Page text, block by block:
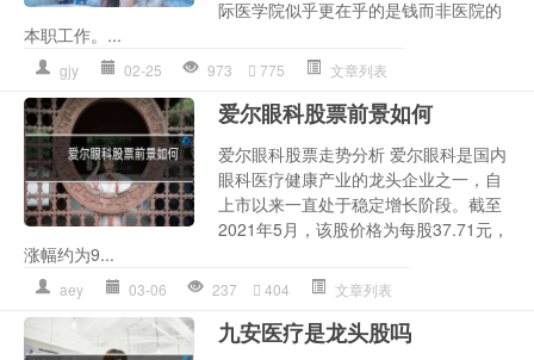
际医学院似乎更在乎的是钱而非医院的
本职工作。...
gjy 02-25 973 775 文章列表
爱尔眼科股票前景如何
爱尔眼科股票走势分析 爱尔眼科是国内
眼科医疗健康产业的龙头企业之一，自
上市以来一直处于稳定增长阶段。截至
2021年5月，该股价格为每股37.71元，
涨幅约为9...
aey 03-06 237 404 文章列表
九安医疗是龙头股吗